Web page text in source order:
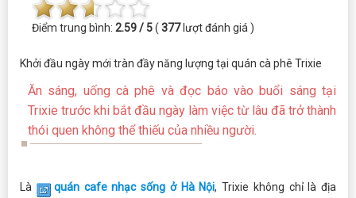
Điểm trung bình: 2.59 / 5(377lượt đánh giá )
Khởi đầu ngày mới tràn đầy năng lượng tại quán cà phê Trixie
Ăn sáng, uống cà phê và đọc báo vào buổi sáng tại
Trixie trước khi bắt đầu ngày làm việc từ lâu đã trở thành
thói quen không thể thiếu của nhiều người.
Là quán cafe nhạc sống ở Hà Nội, Trixie không chỉ là địa